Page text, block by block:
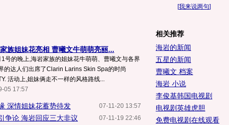
[我来说两句]
族姐妹花亮相 曹曦文牛萌萌亮丽...
1号的晚上,海岩家族的姐妹花牛萌萌、曹曦文与各界
的达人们出席了Clarin Larins Skin Spa的时尚
活动上,姐妹俩走不一样的风格路线...
05 17:57
07-11-20 13:57
深情姐妹花蓄势待发
07-11-19 22:46
争论 海岩回应三大非议
相关推荐
海岩的新闻
五星的新闻
曹曦文 档案
海岩 小说
李俊基韩国电视剧
电视剧英雄虎胆
免费电视剧在线观看